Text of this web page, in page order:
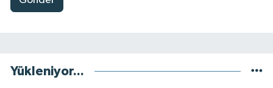
Yükleniyor...